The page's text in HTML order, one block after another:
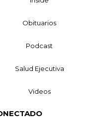
Obituarios
Podcast
Salud Ejecutiva
Videos